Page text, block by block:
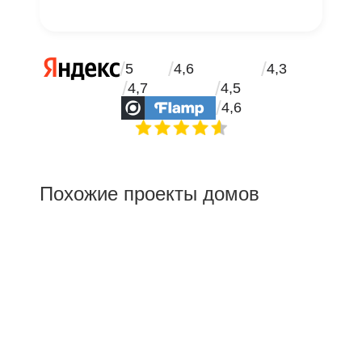
/5 /4,6 /4,3
/4,7 /4,5
/4,6
Похожие проекты домов